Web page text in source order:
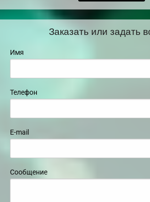
Заказать или задать
Имя
Телефон
E-mail
Сообщение